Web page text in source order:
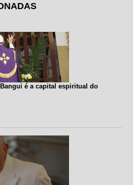
é a capital espiritual do